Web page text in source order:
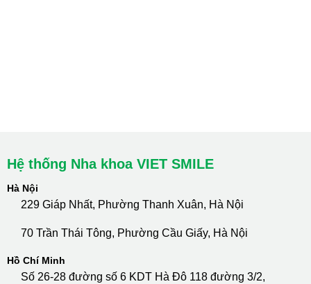
Hệ thống Nha khoa VIET SMILE
Hà Nội
229 Giáp Nhất, Phường Thanh Xuân, Hà Nội
70 Trần Thái Tông, Phường Cầu Giấy, Hà Nội
Hồ Chí Minh
Số 26-28 đường số 6 KDT Hà Đô 118 đường 3/2,